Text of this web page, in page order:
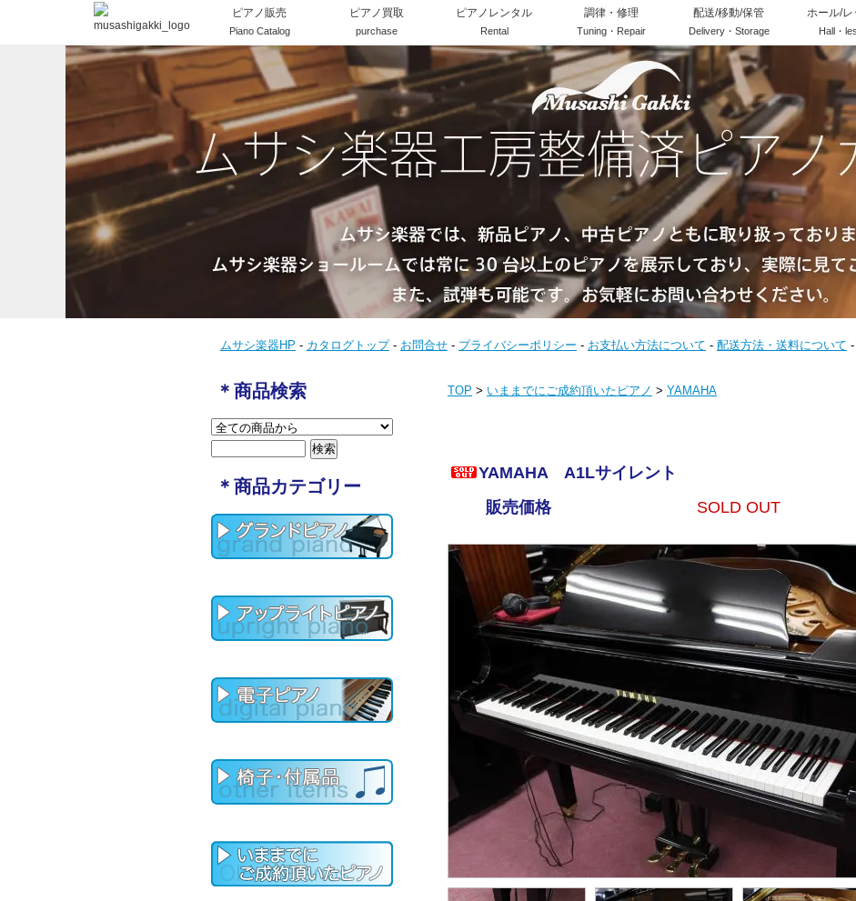
ピアノ販売
Piano Catalog
ピアノ買取
purchase
ピアノレンタル
Rental
調律・修理
Tuning・Repair
配送/移動/保管
Delivery・Storage
ホール/レ
Hall・
ムサシ楽器HP - カタログトップ- お問合せ - プライバシーポリシー - お支払い方法について - 配送方法・送料について -
＊商品検索
＊商品カテゴリー
TOP > いままでにご成約頂いたピアノ > YAMAHA
YAMAHA A1Lサイレント
販売価格
SOLD OUT